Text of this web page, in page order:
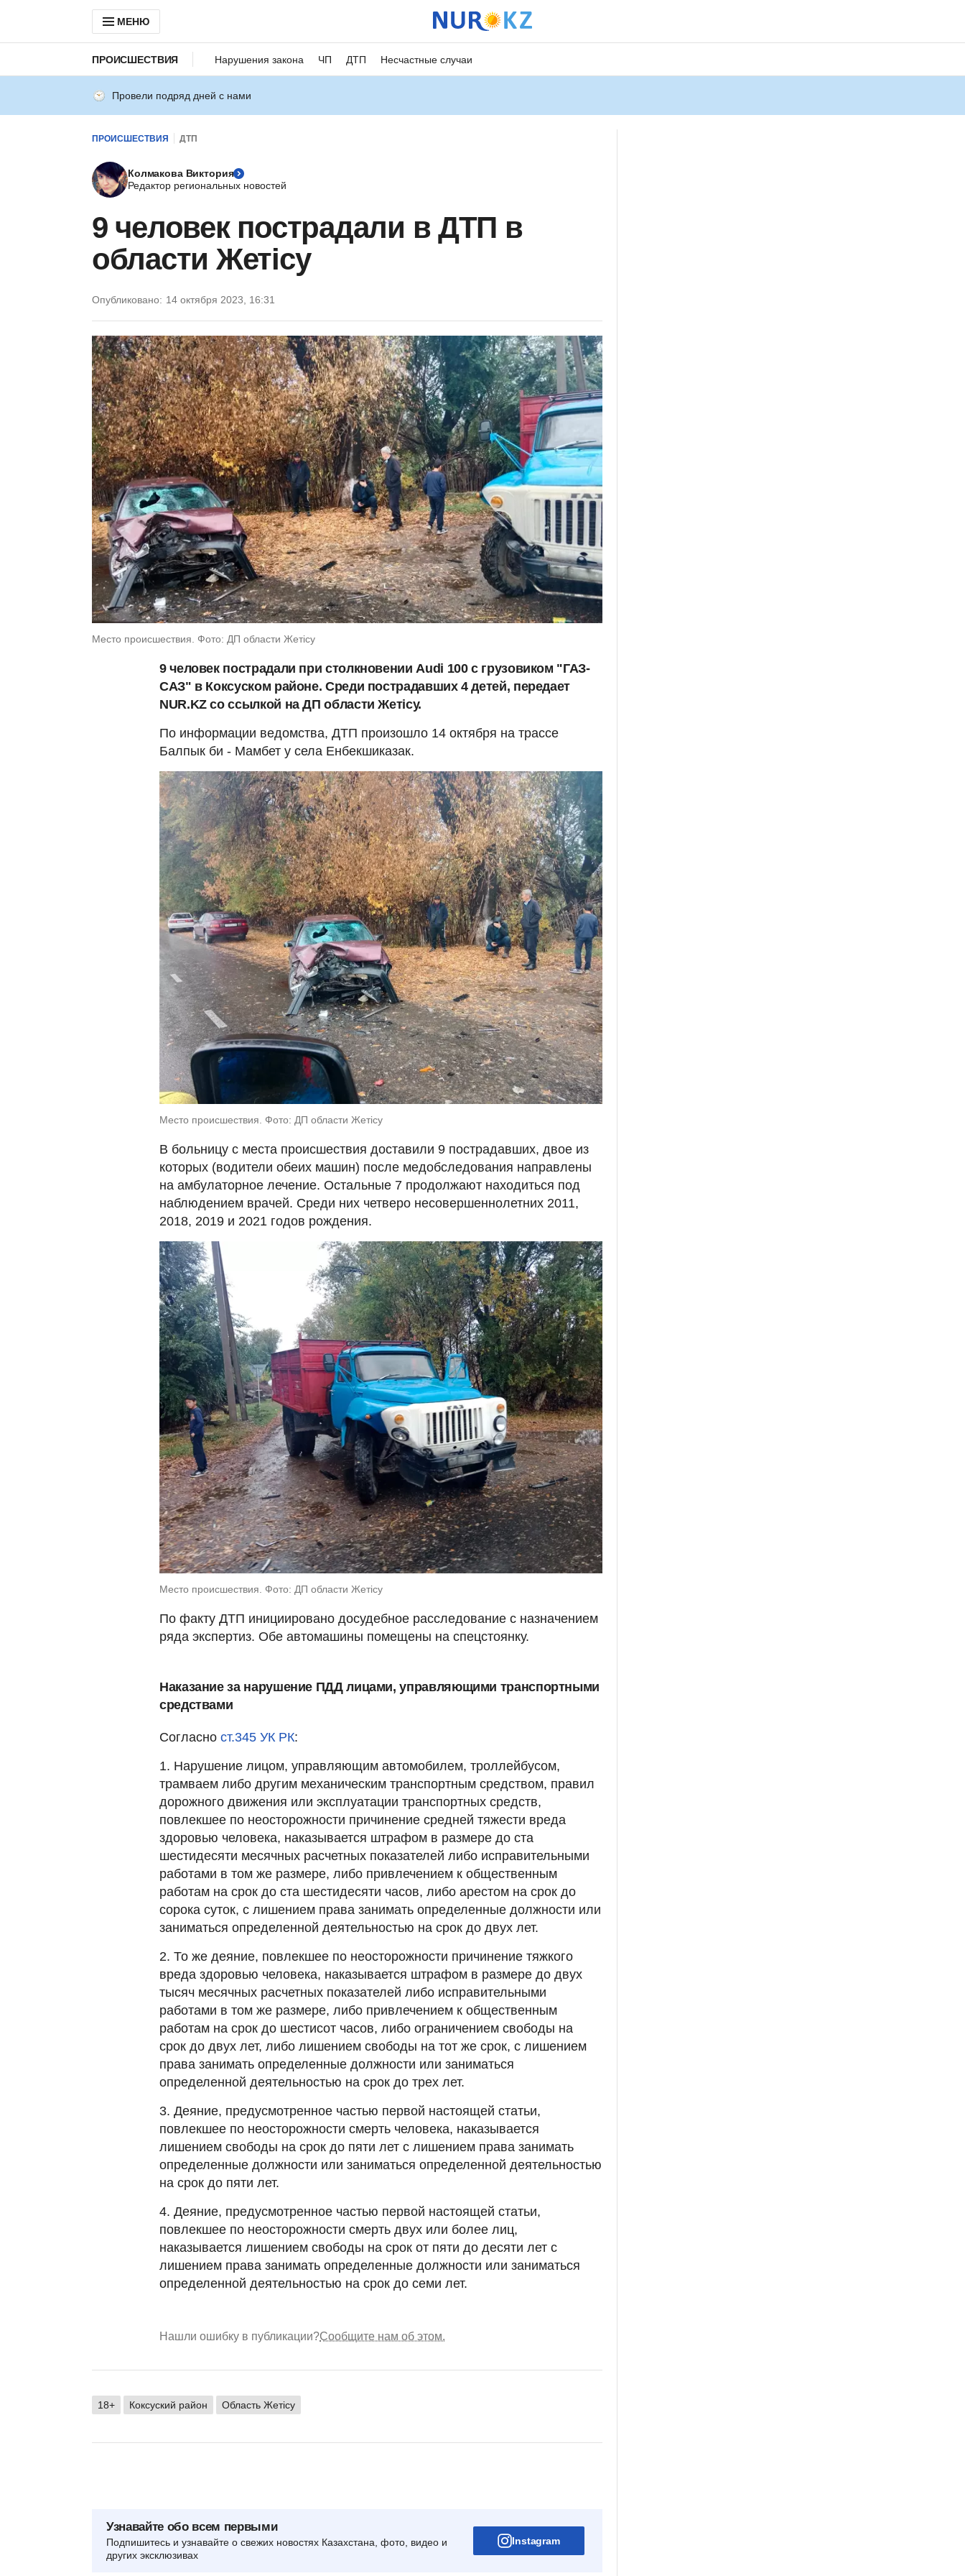
МЕНЮ
ПРОИСШЕСТВИЯ Нарушения закона ЧП ДТП Несчастные случаи
Провели подряд дней с нами
ПРОИСШЕСТВИЯ ДТП
Колмакова Виктория
Редактор региональных новостей
9 человек пострадали в ДТП в
области Жетісу
Опубликовано: 14 октября 2023, 16:31
Место происшествия. Фото: ДП области Жетісу
9 человек пострадали при столкновении Audi 100 с грузовиком "ГАЗ-
САЗ" в Коксуском районе. Среди пострадавших 4 детей, передает
NUR.KZ со ссылкой на ДП области Жетісу.
По информации ведомства, ДТП произошло 14 октября на трассе
Балпык би - Мамбет у села Енбекшиказак.
Место происшествия. Фото: ДП области Жетісу
В больницу с места происшествия доставили 9 пострадавших, двое из
которых (водители обеих машин) после медобследования направлены
на амбулаторное лечение. Остальные 7 продолжают находиться под
наблюдением врачей. Среди них четверо несовершеннолетних 2011,
2018, 2019 и 2021 годов рождения.
Место происшествия. Фото: ДП области Жетісу
По факту ДТП инициировано досудебное расследование с назначением
ряда экспертиз. Обе автомашины помещены на спецстоянку.
Наказание за нарушение ПДД лицами, управляющими транспортными
средствами
Согласно ст.345 УК РК:
1. Нарушение лицом, управляющим автомобилем, троллейбусом,
трамваем либо другим механическим транспортным средством, правил
дорожного движения или эксплуатации транспортных средств,
повлекшее по неосторожности причинение средней тяжести вреда
здоровью человека, наказывается штрафом в размере до ста
шестидесяти месячных расчетных показателей либо исправительными
работами в том же размере, либо привлечением к общественным
работам на срок до ста шестидесяти часов, либо арестом на срок до
сорока суток, с лишением права занимать определенные должности или
заниматься определенной деятельностью на срок до двух лет.
2. То же деяние, повлекшее по неосторожности причинение тяжкого
вреда здоровью человека, наказывается штрафом в размере до двух
тысяч месячных расчетных показателей либо исправительными
работами в том же размере, либо привлечением к общественным
работам на срок до шестисот часов, либо ограничением свободы на
срок до двух лет, либо лишением свободы на тот же срок, с лишением
права занимать определенные должности или заниматься
определенной деятельностью на срок до трех лет.
3. Деяние, предусмотренное частью первой настоящей статьи,
повлекшее по неосторожности смерть человека, наказывается
лишением свободы на срок до пяти лет с лишением права занимать
определенные должности или заниматься определенной деятельностью
на срок до пяти лет.
4. Деяние, предусмотренное частью первой настоящей статьи,
повлекшее по неосторожности смерть двух или более лиц,
наказывается лишением свободы на срок от пяти до десяти лет с
лишением права занимать определенные должности или заниматься
определенной деятельностью на срок до семи лет.
Нашли ошибку в публикации?Сообщите нам об этом.
18+ Коксуский район Область Жетісу
Узнавайте обо всем первыми
Подпишитесь и узнавайте о свежих новостях Казахстана, фото, видео и
других эксклюзивах
Instagram